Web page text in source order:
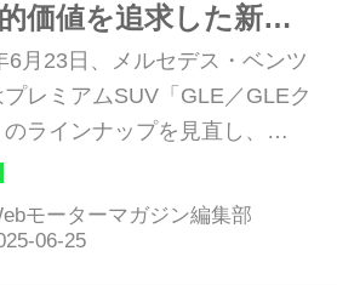
価値を追求した新グ
「コア」が登場、よ
的なシリーズに
6月23日、メルセデス・ベンツ
プレミアムSUV「GLE／GLEク
ラインナップを見直し、
と「GLEクーペ」に戦略的な
実現した新グレード「コア
）」を追加。同時に「GLE」に
モーターマガジン編集部